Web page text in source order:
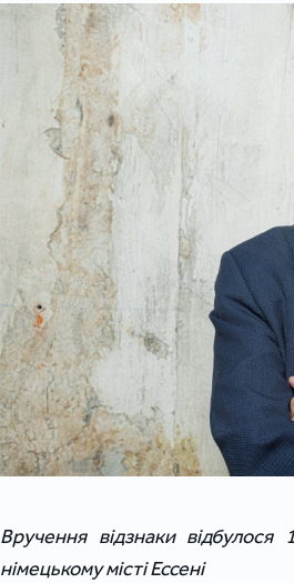
Вручення відзнаки відбулося
німецькому місті Ессені